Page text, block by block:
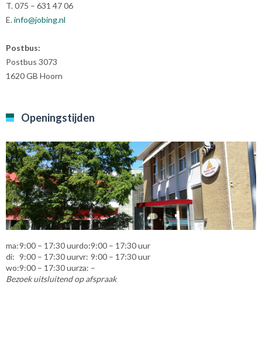
T. 075 – 631 47 06
E.info@jobing.nl
Postbus:
Postbus 3073
1620 GB Hoorn
Openingstijden
ma:
di:
wo:
9:00 – 17:30 uur
9:00 – 17:30 uur
9:00 – 17:30 uur
do:
vr:
za:
9:00 – 17:30 uur
9:00 – 17:30 uur
–
Bezoek uitsluitend op afspraak